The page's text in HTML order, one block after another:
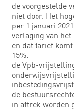
de voorgestelde
niet door. Het
per 1 januari
verlaging van
en dat tarief
15%.
de Vpb-
de
in aftrek worden